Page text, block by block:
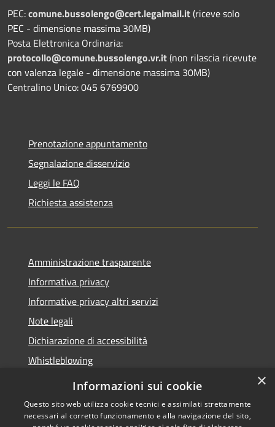
PEC:comune.bussolengo@cert.legalmail.it(riceve solo
PEC - dimensione massima 30MB)
Posta Elettronica Ordinaria:
protocollo@comune.bussolengo.vr.it(non rilascia ricevute
con valenza legale - dimensione massima 30MB)
Centralino Unico: 045 6769900
Prenotazione appuntamento
Segnalazione disservizio
Leggi le FAQ
Richiesta assistenza
Amministrazione trasparente
Informativa privacy
Informative privacy altri servizi
Note legali
Dichiarazione di accessibilità
Whistleblowing
RSS Copyright © 2026 • Comune di
×
Informazioni sui cookie
Questo sito web utilizza cookie tecnici e assimilati strettamente
necessari al corretto funzionamento e alla navigazione del sito,